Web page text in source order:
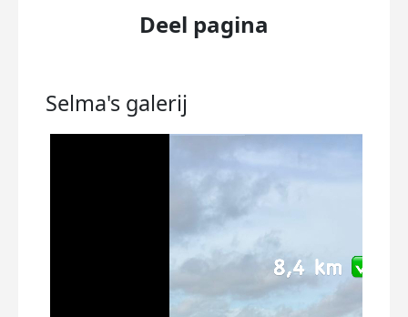
Deel pagina
Selma's galerij